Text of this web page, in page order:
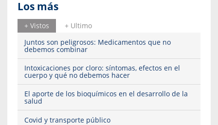
Los más
+ Vistos
+ Ultimo
Juntos son peligrosos: Medicamentos que no
debemos combinar
Intoxicaciones por cloro: síntomas, efectos en el
cuerpo y qué no debemos hacer
El aporte de los bioquímicos en el desarrollo de la
salud
Covid y transporte público